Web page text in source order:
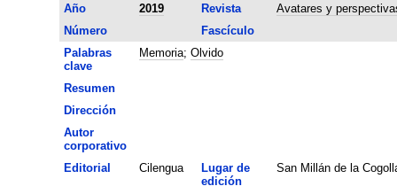
Año
2019 Revista
Avatares y
Número
Fascículo
Palabras
clave
Memoria; Olvido
Resumen
Dirección
Autor
corporativo
Editorial
Cilengua
Lugar de
edición
San Millán de la